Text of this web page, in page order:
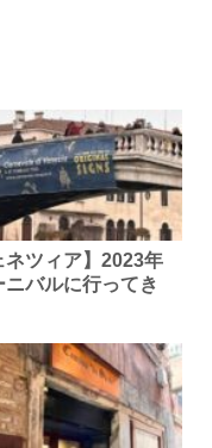
ネツィア】2023年
ニバルに行ってき